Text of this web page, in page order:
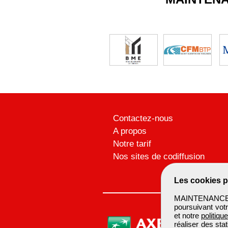
Les cookies
poursuivant
et notre
réaliser des
Contactez-nous
A propos
Notre tarif
Nos sites de codiffusion